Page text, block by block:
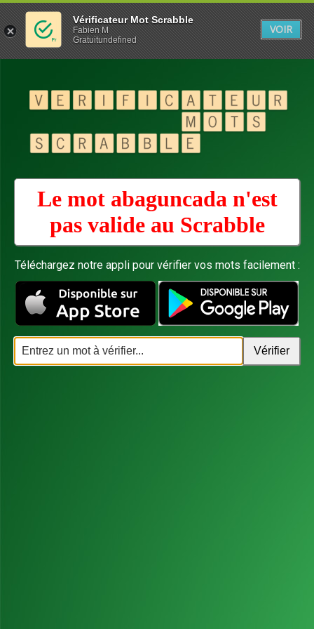
Le mot abaguncada n'est
pas valide au Scrabble
Téléchargez notre appli pour vérifier vos mots facilement :
Vérificateur Mot Scrabble
Fabien M
Gratuitundefined
VOIR